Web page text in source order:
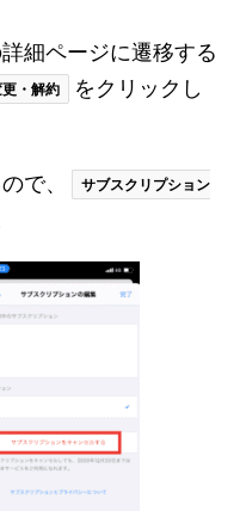
細ページに遷移する
・解約
をクリックし
で、
サブスクリプション